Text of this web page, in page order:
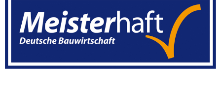
Verband & Innungen
Interviews
Innung